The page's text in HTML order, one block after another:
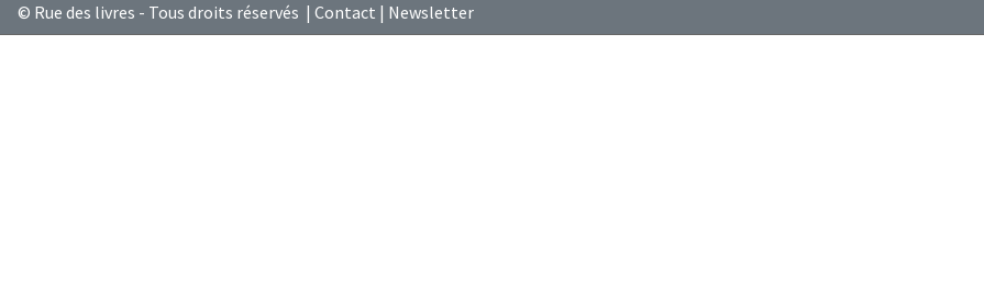
© Rue des livres - Tous droits réservés | Contact | Newsletter